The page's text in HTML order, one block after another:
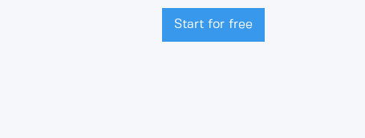
Start for free